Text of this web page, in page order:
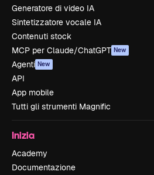
Generatore di video IA
Sintetizzatore vocale IA
Contenuti stock
MCP per Claude/ChatGPT New
Agenti New
API
App mobile
Tutti gli strumenti Magnific
Inizia
Academy
Documentazione